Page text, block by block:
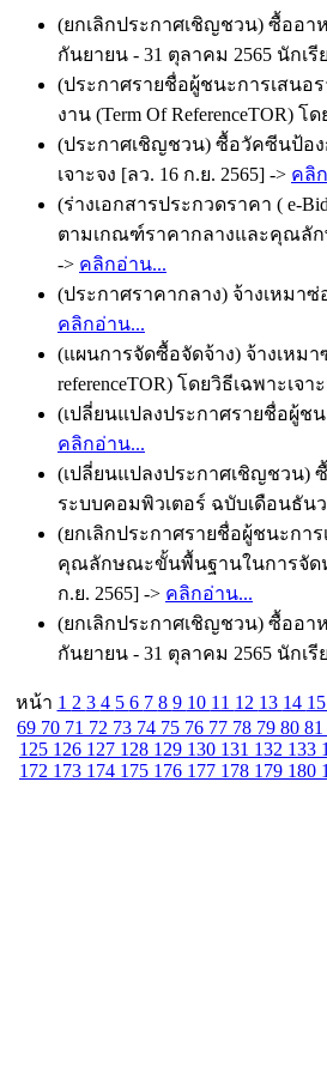
(ยกเลิกประกาศเชิญชวน) ซื้ออา
กันยายน - 31 ตุลาคม 2565 นักเ
(ประกาศรายชื่อผู้ชนะการเสนอ
งาน (Term Of ReferenceTOR) โ
(ประกาศเชิญชวน) ซื้อวัคซีนป้อง
เจาะจง [ลว. 16 ก.ย. 2565] -> คลิ
(ร่างเอกสารประกวดราคา ( e-
ตามเกณฑ์ราคากลางและคุณลัก
-> คลิกอ่าน...
(ประกาศราคากลาง) จ้างเหมาซ่
คลิกอ่าน...
(แผนการจัดซื้อจัดจ้าง) จ้างเหม
referenceTOR) โดยวิธีเฉพาะเจา
(เปลี่ยนแปลงประกาศรายชื่อผู้ชน
คลิกอ่าน...
(เปลี่ยนแปลงประกาศเชิญชวน)
ระบบคอมพิวเตอร์ ฉบับเดือนธันว
(ยกเลิกประกาศรายชื่อผู้ชนะกา
คุณลักษณะขั้นพื้นฐานในการจัดห
ก.ย. 2565] -> คลิกอ่าน...
(ยกเลิกประกาศเชิญชวน) ซื้ออา
กันยายน - 31 ตุลาคม 2565 นักเรี
หน้า 1 2 3 4 5 6 7 8 9 10 11 12 13 14 15
69 70 71 72 73 74 75 76 77 78 79 80 81
125 126 127 128 129 130 131 132 133
172 173 174 175 176 177 178 179 180